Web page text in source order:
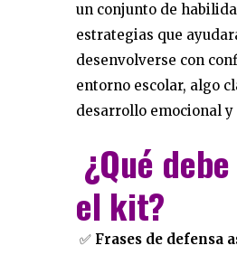
un conjunto de
estrategias que
desenvolverse con
entorno escolar, algo
desarrollo emocional y
¿Qué
el kit?
✅ Frases de defensa